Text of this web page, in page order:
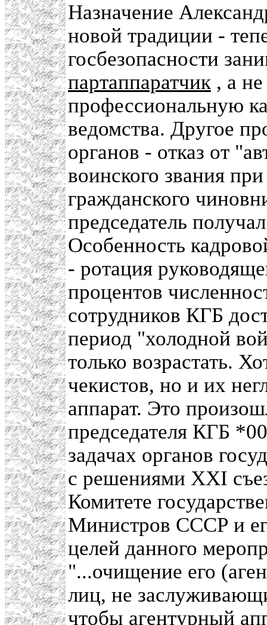
Назначение
новой традиции -
госбезопасности
партаппаратчик , а
профессиональную
ведомства. Другое
органов - отказ от
воинского звания
гражданского
председатель
Особенность
- ротация
процентов
сотрудников КГБ
период "холодной
только возрастать.
чекистов, но и их
аппарат. Это
председателя КГБ
задачах органов
с решениями XXI
Комитете
Министров СССР и
целей данного
"...очищение его
лиц, не
чтобы агентурный